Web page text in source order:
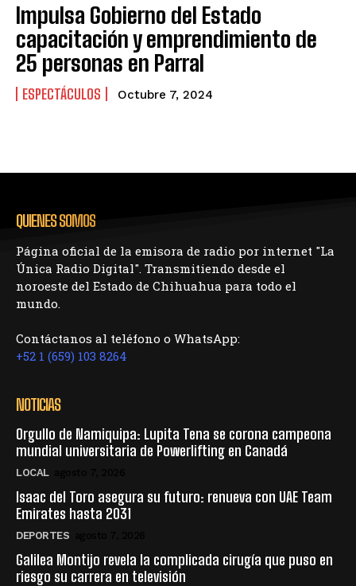
Impulsa Gobierno del Estado
capacitación y emprendimiento de
25 personas en Parral
ESPECTÁCULOS Octubre 7, 2024
QUIENES SOMOS
Página oficial de la emisora de radio por internet "La
Única Radio Digital". Transmitiendo desde el
noroeste del Estado de Chihuahua para todo el
mundo.
Contáctanos al teléfono o WhatsApp:
+52 1 (659) 103 8264
NOTICIAS
Orgullo de Namiquipa: Lupita Tena se corona campeona
mundial universitaria de Powerlifting en Canadá
LOCAL
Isaac del Toro asegura su futuro: renueva con UAE Team
Emirates hasta 2031
DEPORTES
Galilea Montijo revela la complicada cirugía que puso en
riesgo su carrera en televisión